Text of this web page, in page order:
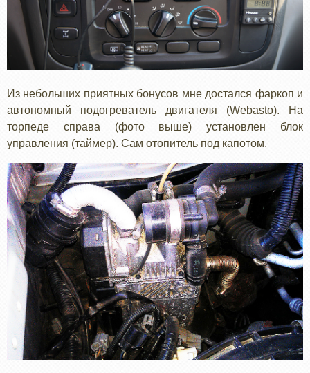
Из небольших приятных бонусов мне достался фаркоп и
автономный подогреватель двигателя (Webasto). На
торпеде справа (фото выше) установлен блок
управления (таймер). Сам отопитель под капотом.